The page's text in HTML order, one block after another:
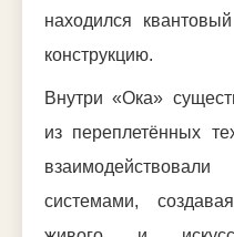
находился
конструкцию.
Внутри «Ока»
из переплетённых
системами,